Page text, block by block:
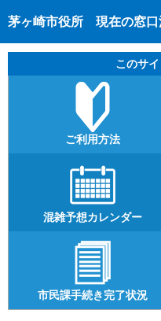
茅ヶ崎市役所 現在の窓口
トップページへ
ご利用方法
混雑予想カレンダー
このサ
ご利用方法
混雑予想カレンダー
市民課手続き完了状況